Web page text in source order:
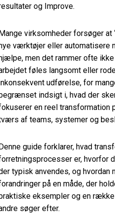
og Improve.
virksomheder forsøger at
værktøjer eller automatisere
men det rammer ofte
føles langsomt eller
udførelse, for
indsigt i, hvad der
en reel transformation
af teams, systemer og
guide forklarer, hvad
er, hvorfor
typisk anvendes, og hvordan
på en måde, der
eksempler og en række
søger efter.